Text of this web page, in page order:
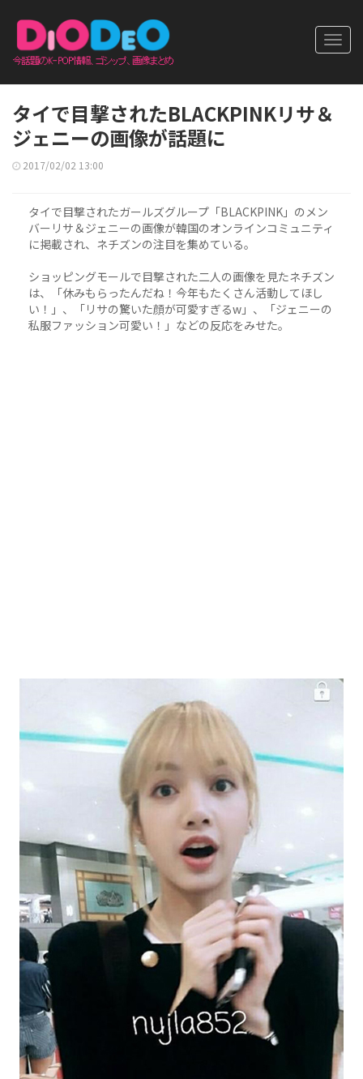
タイで目撃されたBLACKPINKリサ＆
ジェニーの画像が話題に
2017/02/02 13:00
タイで目撃されたガールズグループ「BLACKPINK」のメン
バーリサ＆ジェニーの画像が韓国のオンラインコミュニティ
に掲載され、ネチズンの注目を集めている。
ショッピングモールで目撃された二人の画像を見たネチズン
は、「休みもらったんだね！今年もたくさん活動してほし
い！」、「リサの驚いた顔が可愛すぎるw」、「ジェニーの
私服ファッション可愛い！」などの反応をみせた。